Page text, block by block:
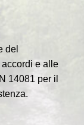
del
e alle
14081 per il